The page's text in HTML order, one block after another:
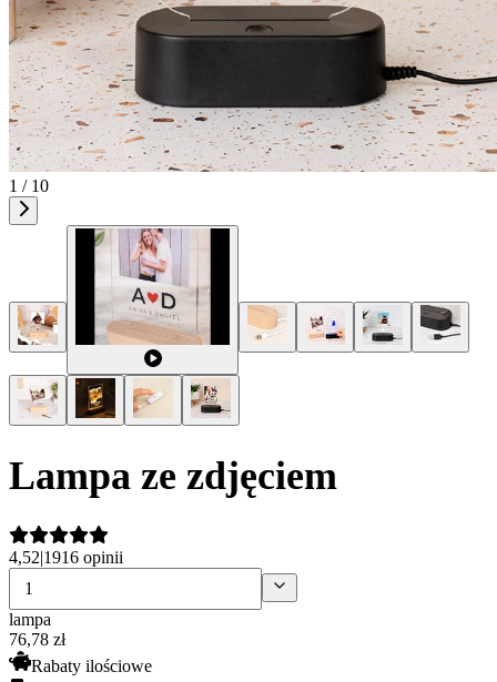
1 / 10
Lampa ze zdjęciem
4,52|1916 opinii
lampa
76,78 zł
Rabaty ilościowe